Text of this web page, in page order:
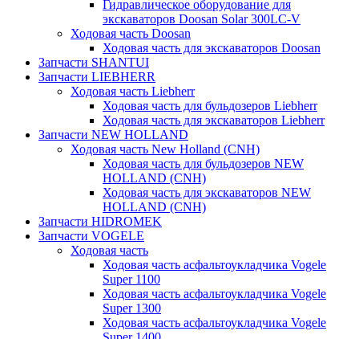
Гидравлическое оборудование для
экскаваторов Doosan Solar 300LC-V
Ходовая часть Doosan
Ходовая часть для экскаваторов Doosan
Запчасти SHANTUI
Запчасти LIEBHERR
Ходовая часть Liebherr
Ходовая часть для бульдозеров Liebherr
Ходовая часть для экскаваторов Liebherr
Запчасти NEW HOLLAND
Ходовая часть New Holland (CNH)
Ходовая часть для бульдозеров NEW
HOLLAND (CNH)
Ходовая часть для экскаваторов NEW
HOLLAND (CNH)
Запчасти HIDROMEK
Запчасти VOGELE
Ходовая часть
Ходовая часть асфальтоукладчика Vogele
Super 1100
Ходовая часть асфальтоукладчика Vogele
Super 1300
Ходовая часть асфальтоукладчика Vogele